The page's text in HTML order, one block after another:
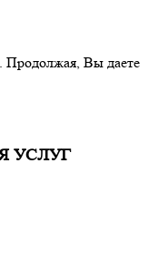
Продолжая, Вы даете
УСЛУГ